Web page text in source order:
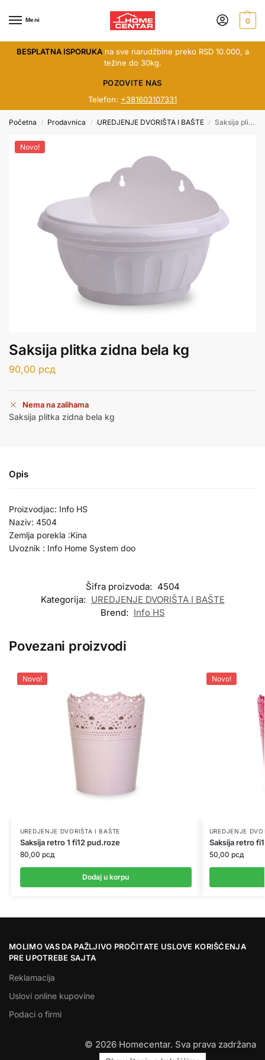
Meni 0
BESPLATNA ISPORUKAna sve narudžbine preko RSD 10.000, a
težine do 30kg.
POZOVITE NAS
Telefon: +381603107331
Početna / Prodavnica / UREDJENJE DVORIŠTA I BAŠTE / Saksija plitka zidna bela kg
Novo!
Saksija plitka zidna bela kg
90,00 рсд
Nema na zalihama
Saksija plitka zidna bela kg
Opis
Proizvodjac: Info HS
Naziv: 4504
Zemlja porekla :Kina
Uvoznik : Info Home System doo
Šifra proizvoda: 4504
Kategorija: UREDJENJE DVORIŠTA I BAŠTE
Brend: Info HS
Povezani proizvodi
Novo!
UREDJENJE DVORIŠTA I BAŠTE
Saksija retro 1 fi12 pud.roze
80,00 рсд
Dodaj u korpu
Novo!
UREDJENJE
Saksija retro
50,00 рсд
MOLIMO VAS DA PAŽLJIVO PROČITATE USLOVE KORIŠĆENJA
PRE UPOTREBE SAJTA
Reklamacija
Uslovi online kupovine
Podaci o firmi
© 2026 Homecentar. Sva prava zadržana